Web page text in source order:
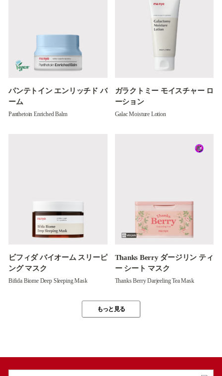
パンテトイン エンリッチド バ
ーム
Panthetoin Enriched Balm
ガラクトミー モイスチャー ロ
ーション
Galac Moisture Lotion
ビフィダ バイオーム スリーピ
ング マスク
Bifida Biome Deep Sleeping Mask
Thanks Berry ダージリン ティ
ー シート マスク
Thanks Berry Darjeeling Tea Mask
もっと見る